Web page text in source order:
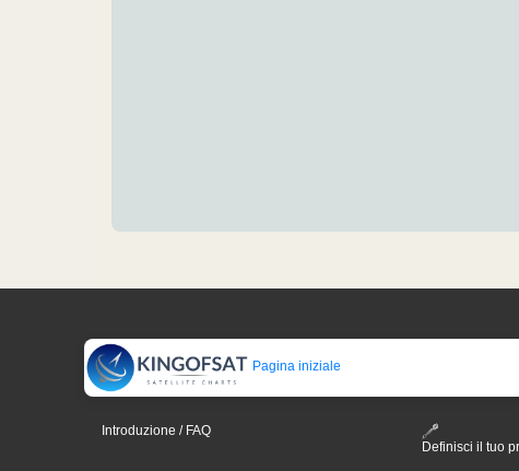
Pagina iniziale
Introduzione / FAQ
Definisci il tuo